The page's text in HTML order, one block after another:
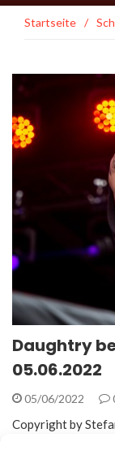
Startseite /
Daughtry
05.06.2022
05/06/2022
Copyright by